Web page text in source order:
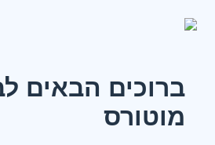
ברוכים הבאים
מוטורס